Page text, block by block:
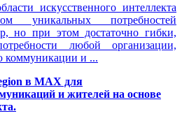
искусственного интеллекта
уникальных потребностей
но при этом достаточно гибки,
любой организации,
коммуникации и ...
в MAX для
и жителей на основе